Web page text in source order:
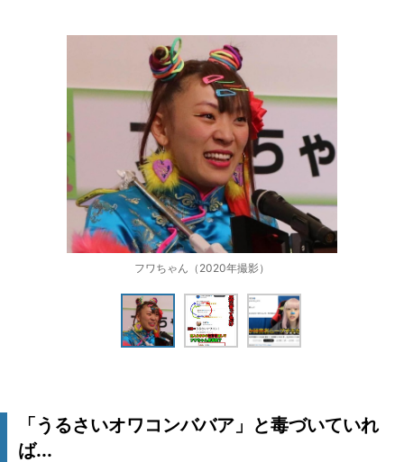
フワちゃん（2020年撮影）
「うるさいオワコンババア」と毒づいていれ
ば...